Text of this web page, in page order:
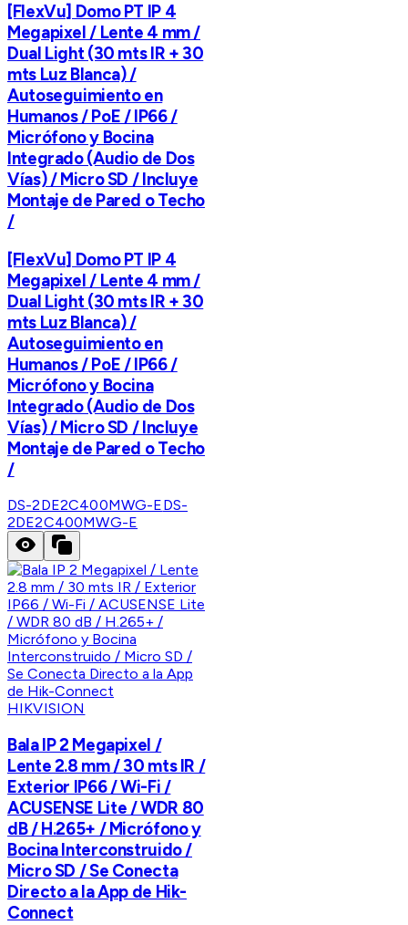
[FlexVu] Domo PT IP 4
Megapixel / Lente 4 mm /
Dual Light (30 mts IR + 30
mts Luz Blanca) /
Autoseguimiento en
Humanos / PoE / IP66 /
Micrófono y Bocina
Integrado (Audio de Dos
Vías) / Micro SD / Incluye
Montaje de Pared o Techo
/
[FlexVu] Domo PT IP 4
Megapixel / Lente 4 mm /
Dual Light (30 mts IR + 30
mts Luz Blanca) /
Autoseguimiento en
Humanos / PoE / IP66 /
Micrófono y Bocina
Integrado (Audio de Dos
Vías) / Micro SD / Incluye
Montaje de Pared o Techo
/
DS-2DE2C400MWG-EDS-
2DE2C400MWG-E
HIKVISION
Bala IP 2 Megapixel /
Lente 2.8 mm / 30 mts IR /
Exterior IP66 / Wi-Fi /
ACUSENSE Lite / WDR 80
dB / H.265+ / Micrófono y
Bocina Interconstruido /
Micro SD / Se Conecta
Directo a la App de Hik-
Connect